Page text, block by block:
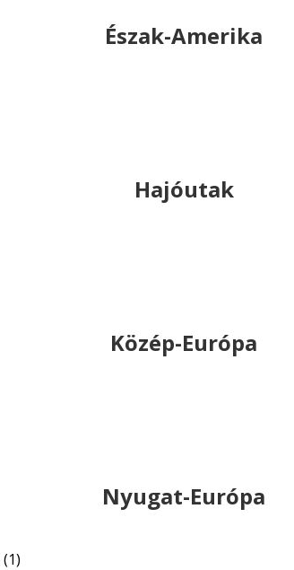
Észak-Amerika
Hajóutak
Közép-Európa
Nyugat-Európa
(1)